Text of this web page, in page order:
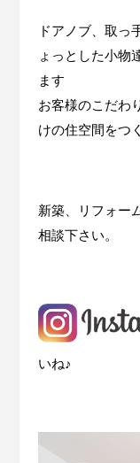
ドアノブ、取っ
ょっとした小物
ます
お客様のこだわ
けの住空間をつ
新築、リフォー
相談下さい。
いね♪